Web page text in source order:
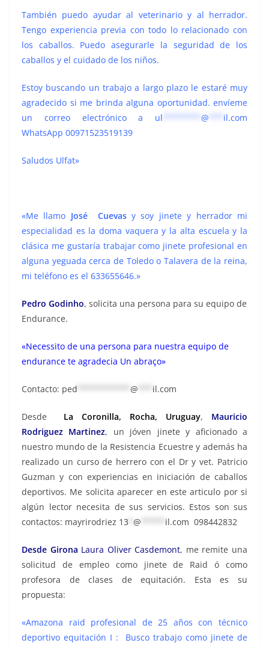
También puedo ayudar al veterinario y al herrador.
Tengo experiencia previa con todo lo relacionado con
los caballos. Puedo asegurarle la seguridad de los
caballos y el cuidado de los niños.
Estoy buscando un trabajo a largo plazo le estaré muy
agradecido si me brinda alguna oportunidad. envíeme
un correo electrónico a ul @
il.com
WhatsApp 00971523519139
Saludos Ulfat»
«Me llamo José Cuevasy soy jinete y herrador mi
especialidad es la doma vaquera y la alta escuela y la
clásica me gustaría trabajar como jinete profesional en
alguna yeguada cerca de Toledo o Talavera de la reina,
mi teléfono es el 633655646.»
Pedro Godinho, solicita una persona para su equipo de
Endurance.
«Necessito de una persona para nuestra equipo de
endurance te agradecia Un abraço»
Contacto: ped @ il.com
Desde La Coronilla, Rocha, Uruguay, Mauricio
Rodriguez Martinez, un jóven jinete y aficionado a
nuestro mundo de la Resistencia Ecuestre y además ha
realizado un curso de herrero con el Dr y vet. Patricio
Guzman y con experiencias en iniciación de caballos
deportivos. Me solicita aparecer en este articulo por si
algún lector necesita de sus servicios. Estos son sus
contactos: mayrirodriez 13 @ il.com 098442832
Desde Girona Laura Oliver Casdemont, me remite una
solicitud de empleo como jinete de Raid ó como
profesora de clases de equitación. Esta es su
propuesta:
«Amazona raid profesional de 25 años con técnico
deportivo equitación I : Busco trabajo como jinete de